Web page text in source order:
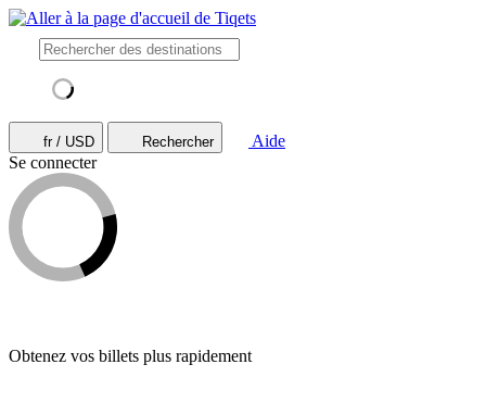
fr / USD Rechercher
Aide
Se connecter
Obtenez vos billets plus rapidement